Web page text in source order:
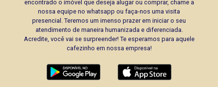
encontrado o imóvel que deseja alugar ou comprar, chame a
nossa equipe no whatsapp ou faça-nos uma visita
presencial. Teremos um imenso prazer em iniciar o seu
atendimento de maneira humanizada e diferenciada.
Acredite, você vai se surpreender! Te esperamos para aquele
cafezinho em nossa empresa!